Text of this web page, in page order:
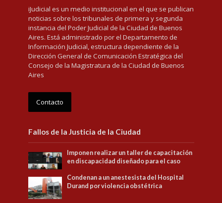
iJudicial es un medio institucional en el que se publican
noticias sobre los tribunales de primera y segunda
instancia del Poder Judicial de la Ciudad de Buenos
Aires. Está administrado por el Departamento de
Información Judicial, estructura dependiente de la
Dirección General de Comunicación Estratégica del
Consejo de la Magistratura de la Ciudad de Buenos
Aires
Contacto
Fallos de la Justicia de la Ciudad
Imponen realizar un taller de capacitación
en discapacidad diseñado para el caso
Condenan a un anestesista del Hospital
Durand por violencia obstétrica